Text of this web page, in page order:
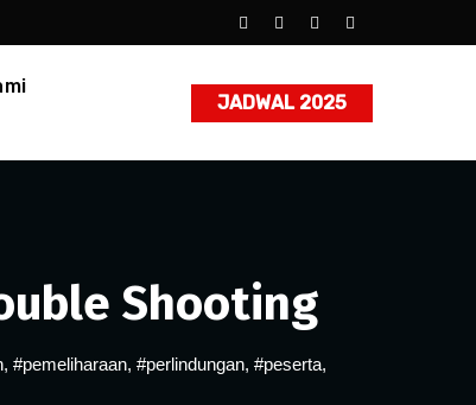
JADWAL 2025
Shooting
, #pemeliharaan, #perlindungan, #peserta,